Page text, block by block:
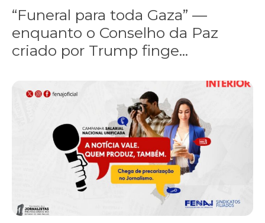
“Funeral para toda Gaza” —
enquanto o Conselho da Paz
criado por Trump finge...
Assinada nova CCT de jornais e revistas do interior